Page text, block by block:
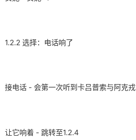
1.2.2 选择：电话响了
接电话 - 会第一次听到卡吕普索与阿克戎
让它响着 - 跳转至1.2.4